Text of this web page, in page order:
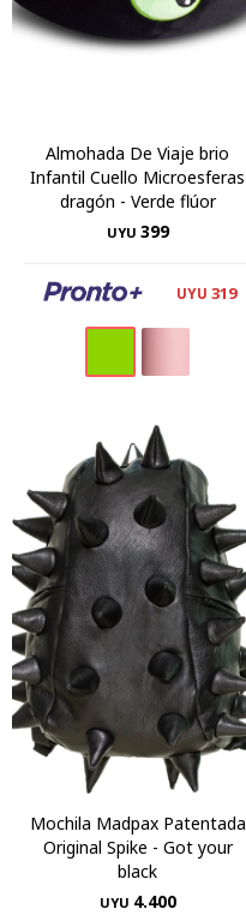
Almohada De Viaje brio
Infantil Cuello Microesferas
dragón - Verde flúor
UYU 399
UYU 319
Mochila Madpax Patentada
Original Spike - Got your
black
UYU 4.400